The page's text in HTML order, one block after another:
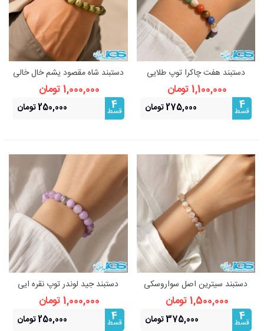
دستبند هفت چاکرا توپ طلایی
قفل استیل
1,100,000 تومان
4
قسط 275,000 تومان
دستبند شاه مقصود یشم خال خالی
| تعادل، آرامش و اصالت
1,000,000 تومان
4
قسط 250,000 تومان
دستبند سیترین اصل سواروسکی
نقره ایی | ثروت
1,500,000 تومان
4
قسط 375,000 تومان
دستبند جید لوندر توپ نقره ایی
استیل | تعادل، آرامش و
درخشندگی
1,000,000 تومان
4
قسط 250,000 تومان